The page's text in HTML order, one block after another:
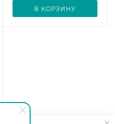
В КОРЗИНУ